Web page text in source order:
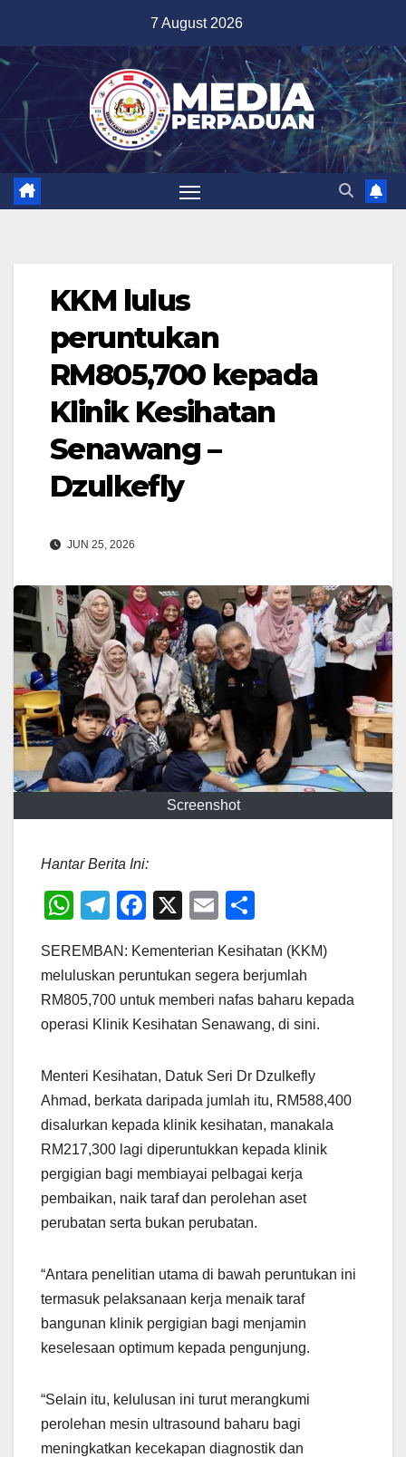
content
7 August 2026
KKM lulus
peruntukan
RM805,700 kepada
Klinik Kesihatan
Senawang –
Dzulkefly
JUN 25, 2026
Screenshot
Hantar Berita Ini:
W
at
s
A
p
T
e
gr
a
F
c
e
b
o
k
X
E
ail ar
e
SEREMBAN: Kementerian Kesihatan (KKM)
meluluskan peruntukan segera berjumlah
RM805,700 untuk memberi nafas baharu kepada
operasi Klinik Kesihatan Senawang, di sini.
Menteri Kesihatan, Datuk Seri Dr Dzulkefly
Ahmad, berkata daripada jumlah itu, RM588,400
disalurkan kepada klinik kesihatan, manakala
RM217,300 lagi diperuntukkan kepada klinik
pergigian bagi membiayai pelbagai kerja
pembaikan, naik taraf dan perolehan aset
perubatan serta bukan perubatan.
“Antara penelitian utama di bawah peruntukan ini
termasuk pelaksanaan kerja menaik taraf
bangunan klinik pergigian bagi menjamin
keselesaan optimum kepada pengunjung.
“Selain itu, kelulusan ini turut merangkumi
perolehan mesin ultrasound baharu bagi
meningkatkan kecekapan diagnostik dan